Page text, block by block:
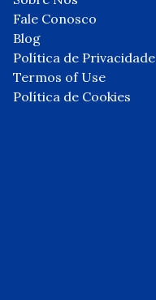
Fale Conosco
Blog
Política de Privacidade
Termos of Use
Política de Cookies